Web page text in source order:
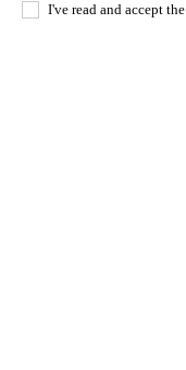
I've read and accept the